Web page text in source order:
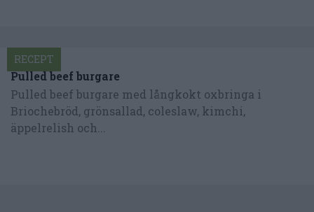
Pulled beef burgare
Pulled beef burgare med långkokt oxbringa i
Briochebröd, grönsallad, coleslaw, kimchi,
äppelrelish och...
RECEPT